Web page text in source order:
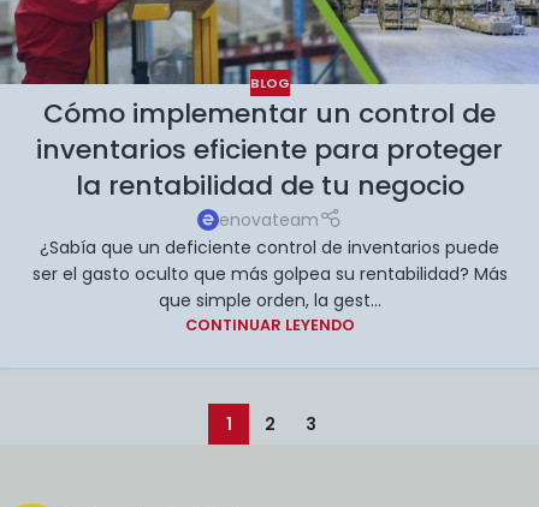
BLOG
Cómo implementar un control de
inventarios eficiente para proteger
la rentabilidad de tu negocio
enovateam
¿Sabía que un deficiente control de inventarios puede
ser el gasto oculto que más golpea su rentabilidad? Más
que simple orden, la gest...
CONTINUAR LEYENDO
1 2 3